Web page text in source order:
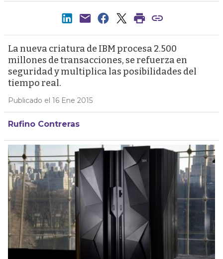
La nueva criatura de IBM procesa 2.500
millones de transacciones, se refuerza en
seguridad y multiplica las posibilidades del
tiempo real.
Publicado el 16 Ene 2015
Rufino Contreras